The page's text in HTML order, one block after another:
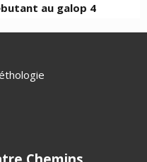
au galop 4